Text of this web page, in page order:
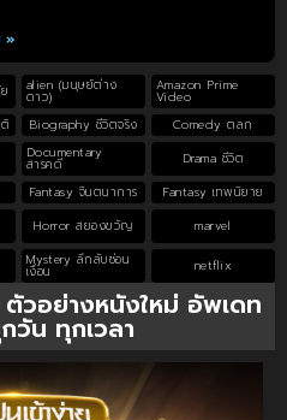
»
alien (มนุษย์ต่าง
ดาว)
Amazon Prime
Video
Biography ชีวิตจริง
Comedy ตลก
Documentary
สารคดี
Drama ชีวิต
Fantasy จินตนาการ
Fantasy เทพนิยาย
Horror สยองขวัญ marvel
Mystery ลึกลับซ่อน
เงื่อน netflix
วอย่างหนังใหม่ อัพเดท
วัน ทุกเวลา